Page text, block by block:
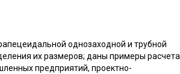
однозаходной и трубной
их размеров; даны примеры расчета.
предприятий, проектно-